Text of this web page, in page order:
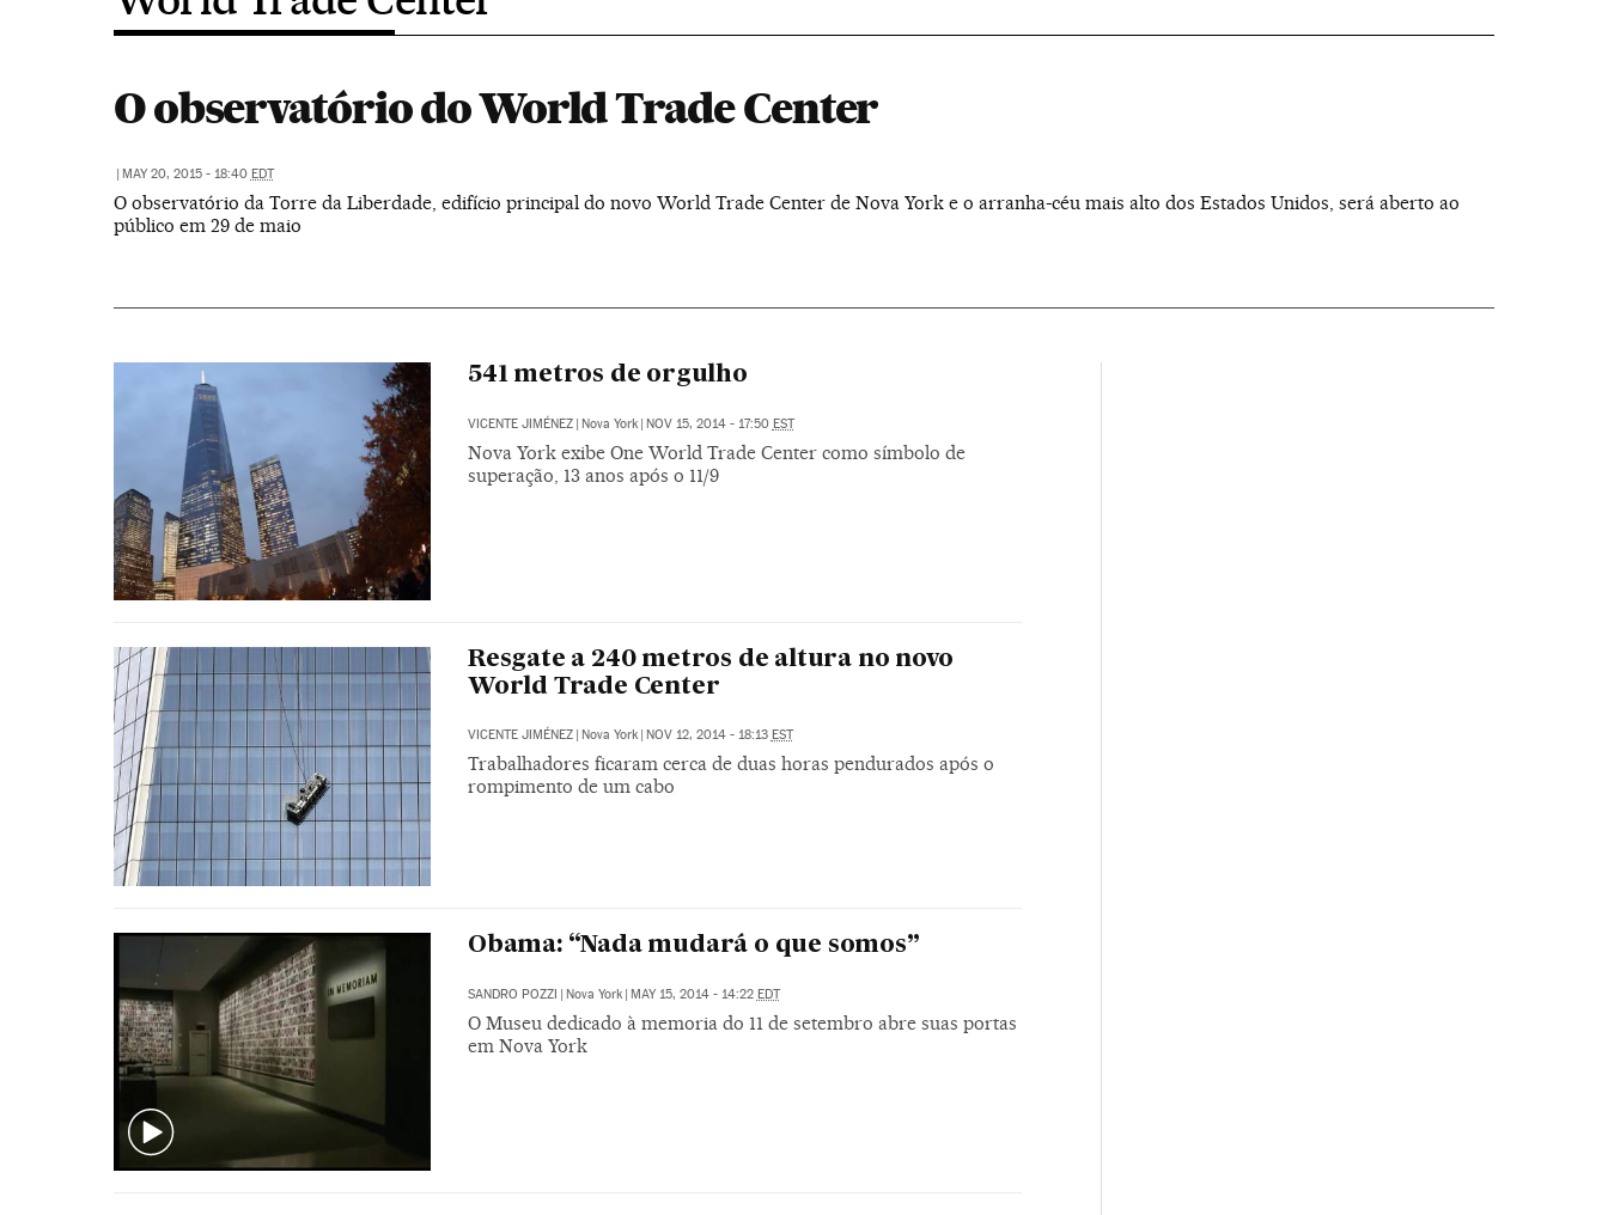
O observatório do World Trade Center
| MAY 20, 2015 - 18:40 EDT
O observatório da Torre da Liberdade, edifício principal do novo World Trade Center de Nova York e o arranha-céu mais alto dos Estados Unidos, será aberto ao
público em 29 de maio
541 metros de orgulho
VICENTE JIMÉNEZ | Nova York | NOV 15, 2014 - 17:50 EST
Nova York exibe One World Trade Center como símbolo de
superação, 13 anos após o 11/9
Resgate a 240 metros de altura no novo
World Trade Center
VICENTE JIMÉNEZ Nova York NOV 12, 2014 - 18:13 EST
Trabalhadores ficaram cerca de duas horas pendurados após o
rompimento de um cabo
Obama: “Nada mudará o que somos”
SANDRO POZZI | Nova York | MAY 15, 2014 - 14:22 EDT
O Museu dedicado à memoria do 11 de setembro abre suas portas
em Nova York